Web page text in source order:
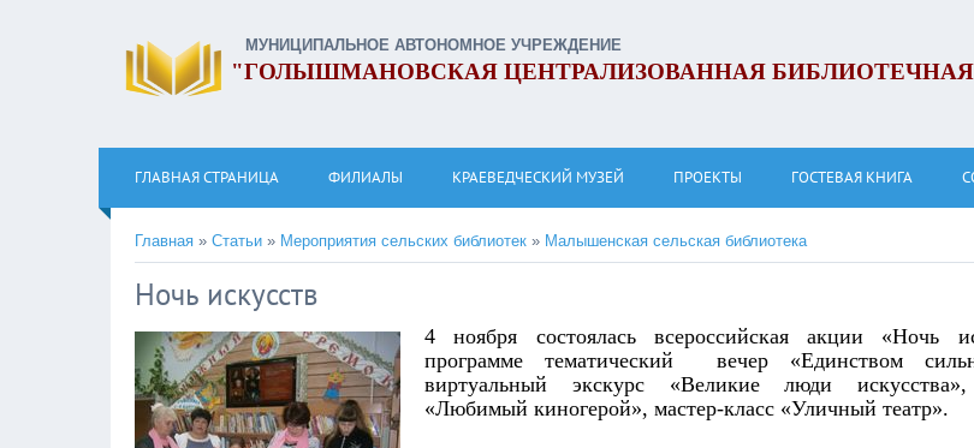
МУНИЦИПАЛЬНОЕ АВТОНОМНОЕ УЧРЕЖДЕНИЕ
"ГОЛЫШМАНОВСКАЯ ЦЕНТРАЛИЗОВАННАЯ
ГЛАВНАЯ СТРАНИЦА ФИЛИАЛЫ КРАЕВЕДЧЕСКИЙ МУЗЕЙ ПРОЕКТЫ ГОСТЕВАЯ КНИГА
Главная » Статьи » Мероприятия сельских библиотек » Малышенская сельская библиотека
Ночь искусств
4 ноября состоялась всероссийская акции «Ночь
программе тематический вечер «Единством
виртуальный экскурс «Великие люди
«Любимый киногерой», мастер-класс «Уличный театр».